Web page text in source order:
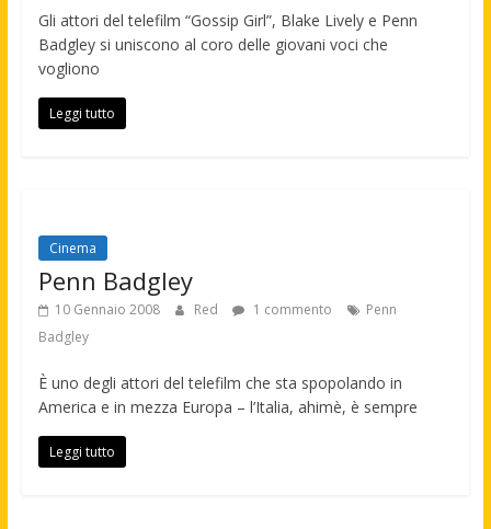
Gli attori del telefilm “Gossip Girl”, Blake Lively e Penn
Badgley si uniscono al coro delle giovani voci che
vogliono
Leggi tutto
Cinema
Penn Badgley
10 Gennaio 2008 Red 1 commento
Penn
Badgley
È uno degli attori del telefilm che sta spopolando in
America e in mezza Europa – l’Italia, ahimè, è sempre
Leggi tutto